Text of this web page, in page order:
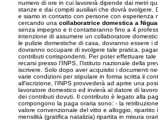
numero di ore in cui lavorerà dipende dai metri
stanze e dai compiti ausiliari che dovrà svolgere.
e siamo in contatto con persone con esperienza
cercando una collaboratrice domestica a
senza impegno e ti contatteranno fino a 4
intenzione di assumere un collaboratore
le pulizie domestiche di casa, dovranno essere i
dovranno occupare di svolgere tale pratica,
contributi corrispondenti. Per poter effettuare
recarsi presso l’INPS, l'Istituto nazionale della
iscrivere. Solo dopo aver acquisito i documenti
varie condizioni per stipulare in forma scritta il
all'iscrizione, l'INPS provvederà ad aprire una
lavoratore domestico ed invierà al datore di
dei contributi dovuti. Il contributo è legato alla
compongono la paga oraria sono: - la
valore convenzionale del vitto e alloggio, ripartito
mensilità (gratifica natalizia) ripartita in misura